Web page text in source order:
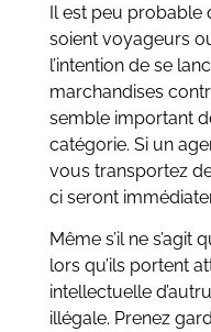
Il est peu probable
soient voyageurs
l’intention de se
marchandises
semble important
catégorie. Si un
vous transportez
ci seront
Même s’il ne s’agit
lors qu’ils portent
intellectuelle
illégale. Prenez